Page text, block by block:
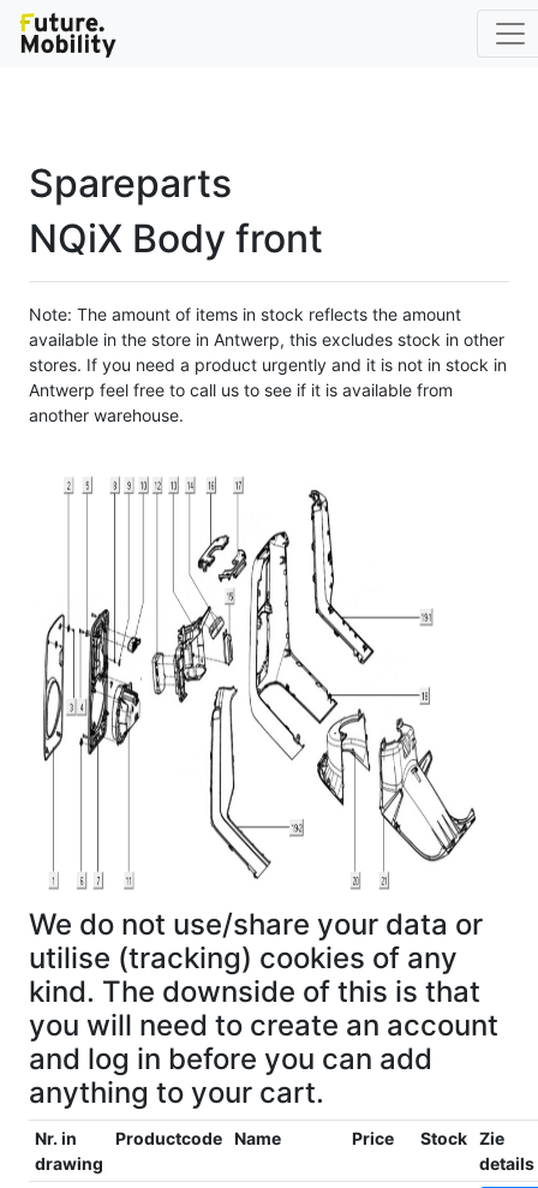
Spareparts
NQiX Body front
Note: The amount of items in stock reflects the amount
available in the store in Antwerp, this excludes stock in other
stores. If you need a product urgently and it is not in stock in
Antwerp feel free to call us to see if it is available from
another warehouse.
We do not use/share your data or
utilise (tracking) cookies of any
kind. The downside of this is that
you will need to create an account
and log in before you can add
anything to your cart.
Nr. in
drawing
Productcode Name Price Stock
Zie
details